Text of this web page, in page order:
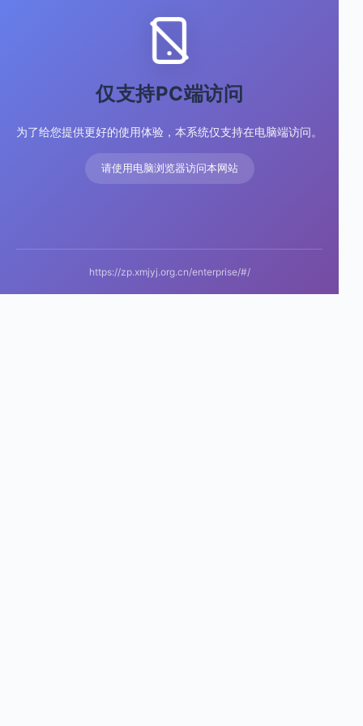
仅支持PC端访问
为了给您提供更好的使用体验，本系统仅支持在电脑端访问。
请使用电脑浏览器访问本网站
https://zp.xmjyj.org.cn/enterprise/#/